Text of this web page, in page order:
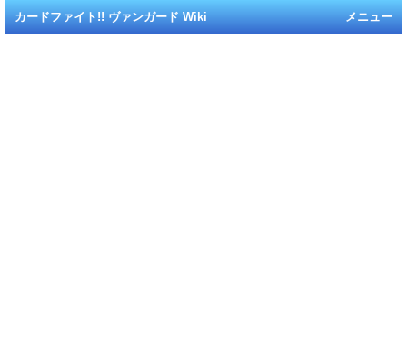
メニュー
カードファイト!! ヴァンガード Wiki